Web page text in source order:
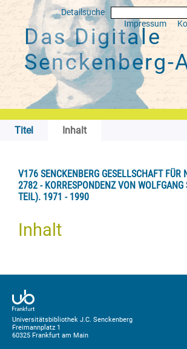
Detailsuche
Impressum
Das Digitale
Senckenberg-
Titel Inhalt
V176 SENCKENBERG GESELLSCHAFT FÜR
2782 - KORRESPONDENZ VON WOLFGANG
TEIL). 1971 - 1990
Inhalt
Universitätsbibliothek J.C. Senckenberg
Freimannplatz 1
60325 Frankfurt am Main